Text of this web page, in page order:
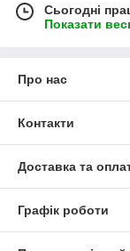
Сьогодні
Показати
Про нас
Контакти
Доставка та
Графік роботи